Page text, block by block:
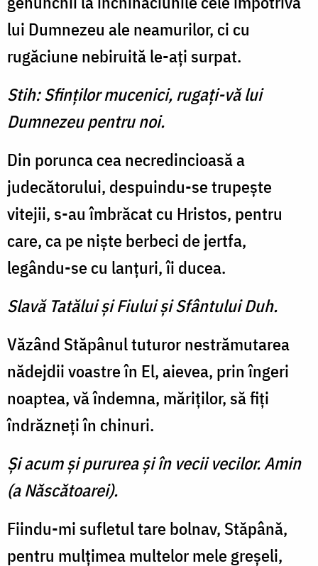
lui Dumnezeu ale neamurilor, ci cu
rugăciune ne­biruită le-aţi surpat.
Stih: Sfinţilor mucenici, rugaţi-vă lui
Dumnezeu pentru noi.
Din porunca cea necredin­cioasă a
judecătorului, despuindu-se trupeşte
vitejii, s-au îm­brăcat cu Hristos, pentru
care, ca pe nişte berbeci de jertfa,
legându-se cu lanţuri, îi ducea.
Slavă Tatălui şi Fiului şi Sfântului Duh.
Văzând Stăpânul tuturor nestrămutarea
nădejdii voastre în El, aievea, prin îngeri
noaptea, vă îndemna, măriţilor, să fiţi
îndrăzneţi în chinuri.
Şi acum şi pururea şi în vecii vecilor. Amin
(a Născătoarei).
Fiindu-mi sufletul tare bol­nav, Stăpână,
pentru mulţimea multelor mele greşeli,